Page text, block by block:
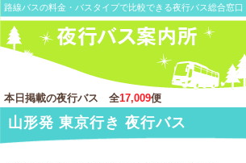
路線バスの料金・バスタイプで比較できる夜行バス総合窓口
本日掲載の夜行バス 全17,009便
山形発 東京行き 夜行バス